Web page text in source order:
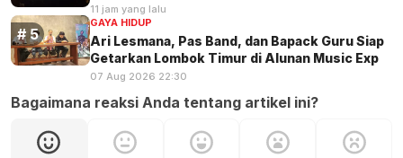
11 jam yang lalu
GAYA HIDUP
Ari Lesmana, Pas Band, dan Bapack Guru Siap
Getarkan Lombok Timur di Alunan Music Exp
07 Aug 2026 22:30
Bagaimana reaksi Anda tentang artikel ini?